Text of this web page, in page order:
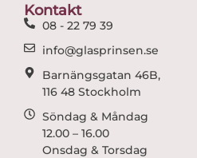
Kontakt
08 - 22 79 39
info@glasprinsen.se
Barnängsgatan 46B,
116 48 Stockholm
Söndag & Måndag
12.00 – 16.00
Onsdag & Torsdag